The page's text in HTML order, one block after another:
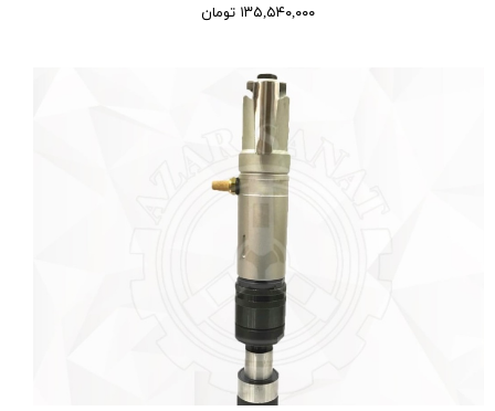
۱۳۵,۵۴۰,۰۰۰ تومان